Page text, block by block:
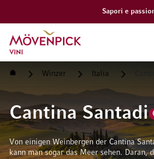
Consegna gratuita a
Vai alla Home Page
Home Winzer Italia
Cantina Santadi
Von einigen Weinbergen der Cantina
kann man sogar das Meer sehen. Daran,